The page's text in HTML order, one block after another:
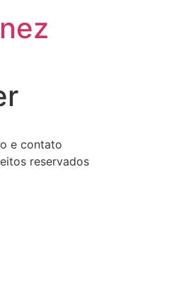
e contato
reservados